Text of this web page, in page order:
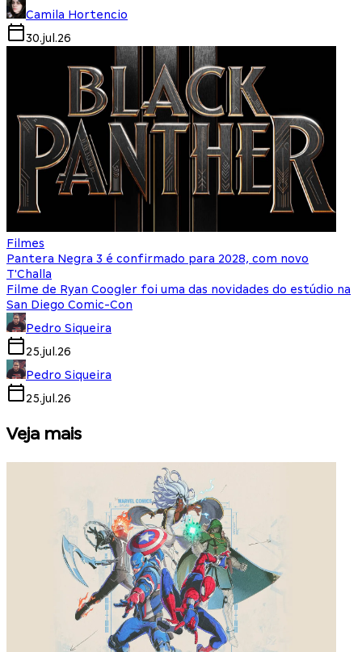
Camila Hortencio
30.jul.26
Filmes
Pantera Negra 3 é confirmado para 2028, com novo
T'Challa
Filme de Ryan Coogler foi uma das novidades do estúdio na
San Diego Comic-Con
Pedro Siqueira
25.jul.26
Pedro Siqueira
25.jul.26
Veja mais